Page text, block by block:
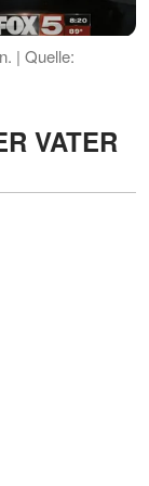
| Quelle:
VATER